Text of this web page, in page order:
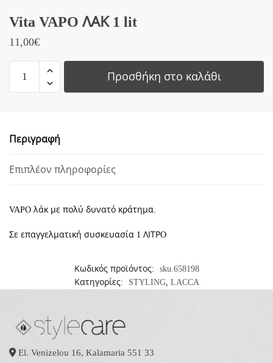
Vita VAPO ΛΑΚ 1 lit
11,00€
VAPO
ποσότητα
Προσθήκη στο καλάθι
Περιγραφή
Επιπλέον πληροφορίες
VAPO λάκ με πολύ δυνατό κράτημα.
Σε επαγγελματική συσκευασία 1 ΛΙΤΡO
Κωδικός προϊόντος:
sku.658198
Κατηγορίες:
STYLING, LACCA
El. Venizelou 16, Kalamaria 551 33